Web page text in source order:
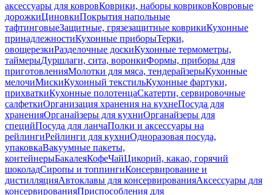
аксессуары для ковровКоврики, наборы ковриковКовровые
дорожкиЦиновкиПокрытия напольные
тафтинговыеЗащитные, грязезащитные коврикиКухонные
принадлежностиКухонные приборыТерки,
овощерезкиРазделочные доскиКухонные термометры,
таймерыДуршлаги, сита, воронкиФормы, приборы для
приготовленияМолотки для мяса, тендерайзерыКухонные
мелочиМискиКухонный текстильКухонные фартуки,
прихваткиКухонные полотенцаСкатерти, сервировочные
салфеткиОрганизация хранения на кухнеПосуда для
храненияОрганайзеры для кухниОрганайзеры для
специйПосуда для ланчаПолки и аксессуары на
рейлингиРейлинги для кухниОдноразовая посуда,
упаковкаВакуумные пакеты,
контейнерыБакалеяКофеЧайЦикорий, какао, горячий
шоколадСиропы и топпингиКонсервирование и
дистилляцияАвтоклавы для консервированияАксессуары для
консервированияПриспособления для